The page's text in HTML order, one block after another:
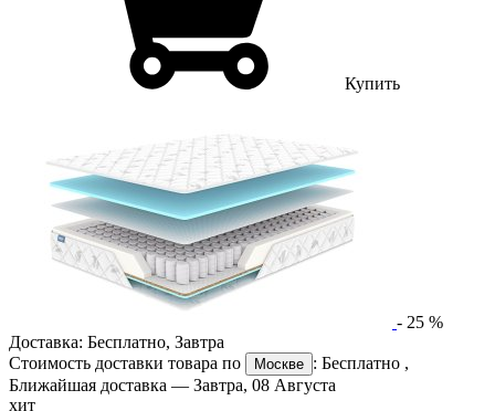
Купить
- 25 %
Доставка: Бесплатно, Завтра
Стоимость доставки товара по
Москве : Бесплатно ,
Ближайшая доставка — Завтра, 08 Августа
хит